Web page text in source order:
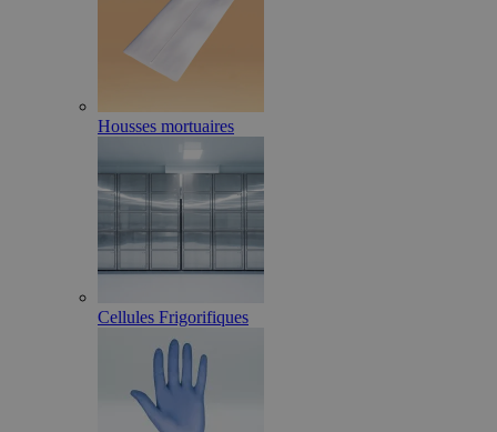
Housses mortuaires
Cellules Frigorifiques